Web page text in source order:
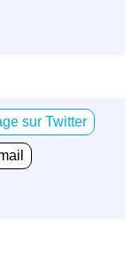
sur Twitter